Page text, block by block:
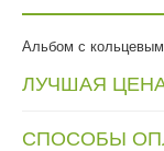
Альбом с
ЛУЧШАЯ
СПОСОБЫ